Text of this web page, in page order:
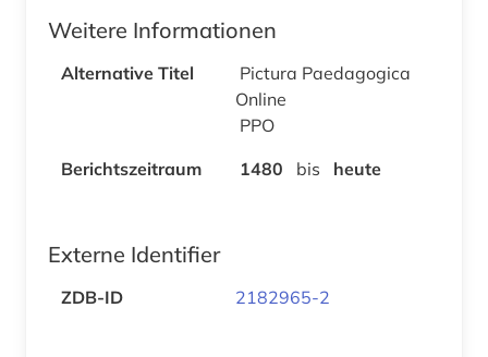
Weitere Informationen
Alternative Titel
Pictura Paedagogica
Online
PPO
Berichtszeitraum
1480 bis heute
Externe Identifier
ZDB-ID 2182965-2